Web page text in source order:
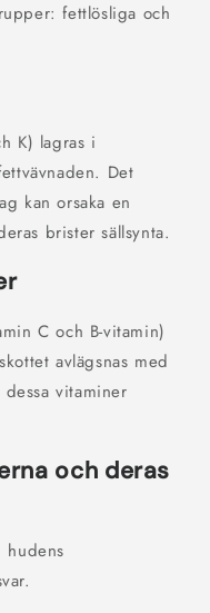
fettlösliga och
K) lagras i
Det
kan orsaka en
brister sällsynta.
C och B-vitamin)
avlägsnas med
vitaminer
och deras
hudens